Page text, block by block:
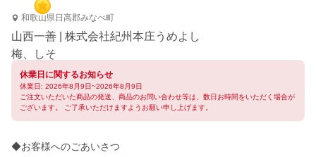
和歌山県日高郡みなべ町
山西一善 | 株式会社紀州本庄うめよし
梅、しそ
休業日に関するお知らせ
休業日: 2026年8月9日~2026年8月9日
ご注文いただいた商品の発送、商品のお問い合わせ等は、数日お時間をいただく場合が
ございます。 ご了承いただけますようお願い申し上げます。
◆お客様へのごあいさつ